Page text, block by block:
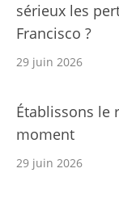
sérieux les
Francisco ?
29 juin 2026
Établissons le
moment
29 juin 2026